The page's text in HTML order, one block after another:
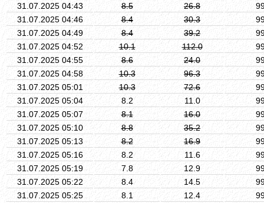
31.07.2025 04:43
8.5 26.8
31.07.2025 04:46
8.4 30.3
31.07.2025 04:49
8.4 39.2
31.07.2025 04:52
10.1 112.0
31.07.2025 04:55
8.6 24.0
31.07.2025 04:58
10.3 96.3
31.07.2025 05:01
10.3 72.6
31.07.2025 05:04
8.2 11.0
31.07.2025 05:07
8.1 16.0
31.07.2025 05:10
8.8 35.2
31.07.2025 05:13
8.2 16.9
31.07.2025 05:16
8.2 11.6
31.07.2025 05:19
7.8 12.9
31.07.2025 05:22
8.4 14.5
31.07.2025 05:25
8.1 12.4